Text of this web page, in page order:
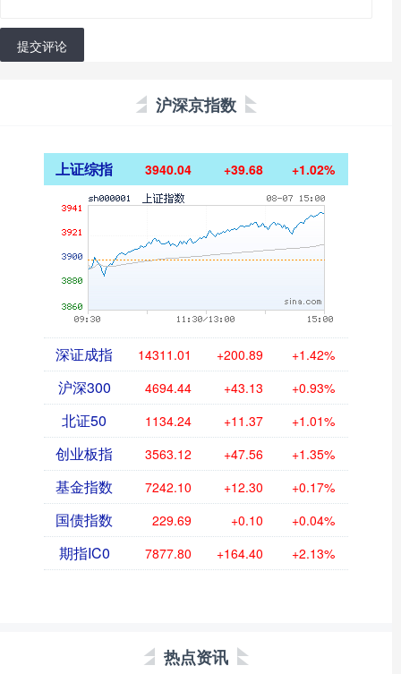
提交评论
沪深京指数
上证综指 3940.04 +39.68 +1.02%
深证成指 14311.01 +200.89 +1.42%
沪深300 4694.44 +43.13 +0.93%
北证50 1134.24 +11.37 +1.01%
创业板指 3563.12 +47.56 +1.35%
基金指数 7242.10 +12.30 +0.17%
国债指数 229.69 +0.10 +0.04%
期指IC0 7877.80 +164.40 +2.13%
热点资讯